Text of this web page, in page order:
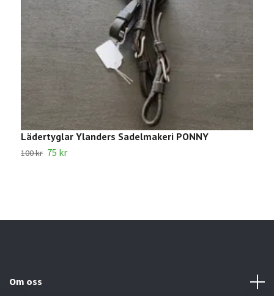
Lädertyglar Ylanders Sadelmakeri PONNY
100 kr 75 kr
Om oss